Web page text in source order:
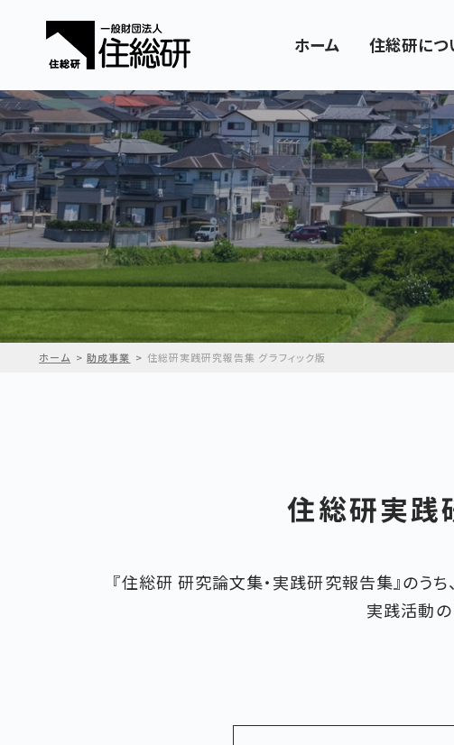
ホーム 住総研につ
ホーム 助成事業 住総研実践研究報告集 グラフィック版
住総研実践
『住総研 研究論文集・実践研究報告集』のう
実践活動の